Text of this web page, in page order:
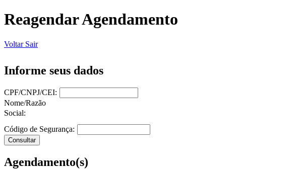
Reagendar Agendamento
Voltar Sair
Informe seus dados
CPF/CNPJ/CEI:
Nome/Razão
Social:
Código de Segurança:
Agendamento(s)